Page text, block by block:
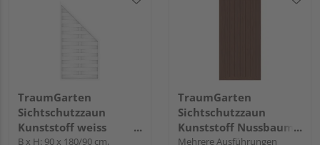
TraumGarten
Sichtschutzzaun
Kunststoff weiss
"LONGLIFE ROMO"
B x H: 90 x 180/90 cm,
TraumGarten
Sichtschutzzaun
Kunststoff Nussbaum
"LONGLIFE RIVA"
Mehrere Ausführungen